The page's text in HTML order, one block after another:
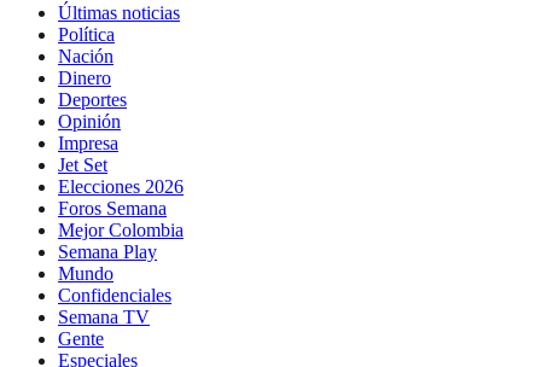
Últimas noticias
Política
Nación
Dinero
Deportes
Opinión
Impresa
Jet Set
Elecciones 2026
Foros Semana
Mejor Colombia
Semana Play
Mundo
Confidenciales
Semana TV
Gente
Especiales